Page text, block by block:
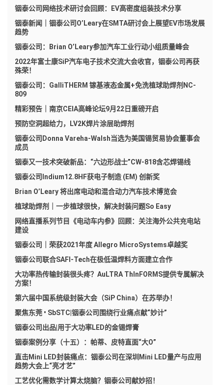
铟泰公司网络技术研讨会回顾：EV高密度组装技术分享
铟泰新闻｜铟泰公司O’Leary在SMTA研讨会上展望EV市场发展
趋势
铟泰公司：Brian O’Leary参加汽车工业行动小组质量峰会
2022年富士康SiP汽车电子技术交流大会收官，铟泰公司再获
殊荣！
铟泰公司：GalliTHERM 镓基液态金属+免洗植球助焊剂NC-
809
精彩预告｜南京CEIA高峰论坛9月22日重磅开启
预防空洞超给力，LV2K焊片涂层助焊剂
铟泰公司Donna Vareha-Walsh当选为美国锡贸易协会董事会
成员
铟泰又一技术突破新品：“六边形战士”CW-818含芯焊锡线
铟泰公司Indium12.8HF获电子制造 (EM) 创新奖
Brian O’Leary 将出席电动和混合动力汽车技术博览会
植球助焊剂｜一步植球很快，解决封装问题So Easy
网络直播系列节目《电动车内参》回顾：关注海外公共充电站
建设
铟泰公司｜荣获2021年度 Allegro MicroSystems卓越奖
铟泰公司联合SAFI-Tech在极低温焊料方面建立合作
大功率热传输封装很头疼？AuLTRA ThInFORMS提供专属解决
方案！
第六届中国系统级封装大会（SiP China）在苏举办！
聚焦东莞 • SbSTC|铟泰公司围绕行业痛点献“妙计”
铟泰公司出品|用于大功率LED的金锡焊膏
铟泰案例分享（十五）：帕蒂、皮特直面“大O”
直击Mini LED封装痛点：铟泰公司在深圳Mini LED量产与应用
趋势大会上“亮才艺”
工艺优化需数学计算太烧脑？铟泰公司献妙招！